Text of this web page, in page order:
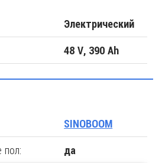
Электрический
48 V, 390 Ah
SINOBOOM
да